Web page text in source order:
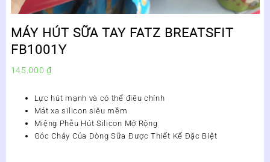
MÁY HÚT SỮA TAY FATZ BREATSFIT
FB1001Y
145.000₫
Lực hút mạnh và có thể điều chỉnh
Mát xa silicon siêu mềm
Miệng Phễu Hút Silicon Mở Rộng
Góc Chảy Của Dòng Sữa Được Thiết Kế Đặc Biệt